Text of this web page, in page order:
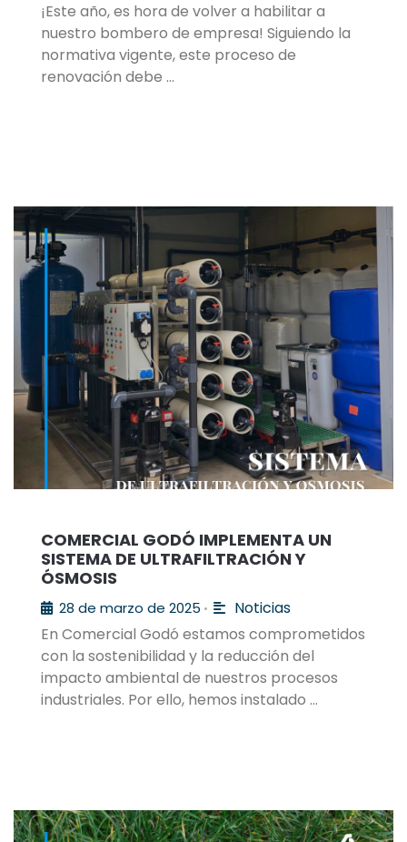
¡Este año, es hora de volver a habilitar a
nuestro bombero de empresa! Siguiendo la
normativa vigente, este proceso de
renovación debe …
COMERCIAL GODÓ IMPLEMENTA UN
SISTEMA DE ULTRAFILTRACIÓN Y
ÓSMOSIS
28 de marzo de 2025 •
Noticias
En Comercial Godó estamos comprometidos
con la sostenibilidad y la reducción del
impacto ambiental de nuestros procesos
industriales. Por ello, hemos instalado …